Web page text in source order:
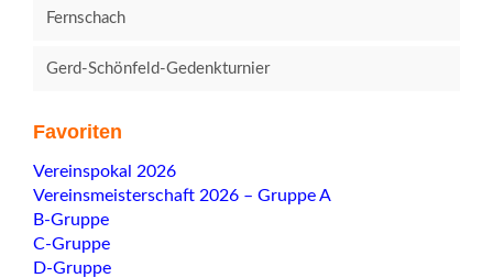
Fernschach
Gerd-Schönfeld-Gedenkturnier
Favoriten
Navigation
überspringen
Vereinspokal 2026
Vereinsmeisterschaft 2026 – Gruppe A
B-Gruppe
C-Gruppe
D-Gruppe